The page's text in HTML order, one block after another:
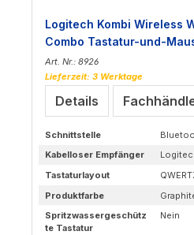
Logitech Kombi Wireless
Combo Tastatur-und-
Art. Nr.: 8926
Lieferzeit: 3 Werktage
Details
Schnittstelle
Kabelloser Empfänger
Tastaturlayout
Produktfarbe
Spritzwassergeschütz
te Tastatur
Nein